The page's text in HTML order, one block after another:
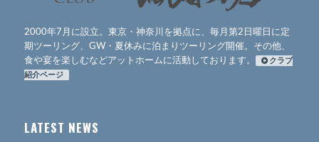
2000年7月に設立。東京・神奈川を拠点に、毎月第2日曜日に定
期ツーリング、GW・夏休みに泊まりツーリング開催。その他、
食や宴を楽しむなどアットホームに活動しております。
クラブ
紹介ページ
LATEST NEWS